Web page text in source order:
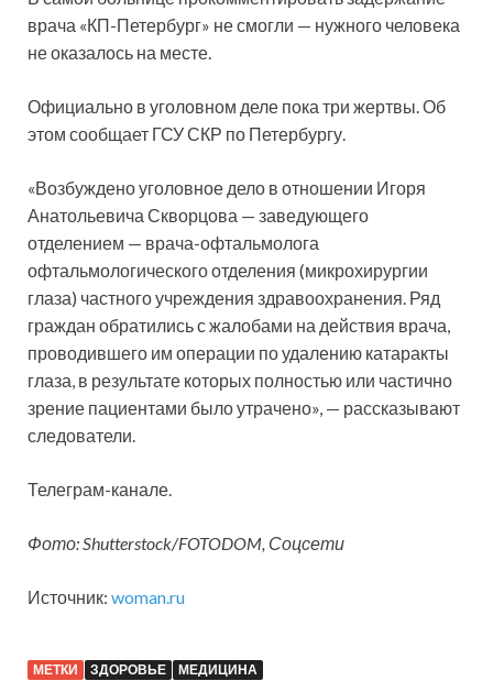
врача «КП-Петербург» не смогли — нужного человека
не оказалось на месте.
Официально в уголовном деле пока три жертвы. Об
этом сообщает ГСУ СКР по Петербургу.
«Возбуждено уголовное дело в отношении Игоря
Анатольевича Скворцова — заведующего
отделением — врача-офтальмолога
офтальмологического отделения (микрохирургии
глаза) частного учреждения здравоохранения. Ряд
граждан обратились с жалобами на действия врача,
проводившего им операции по удалению катаракты
глаза, в результате которых полностью или частично
зрение пациентами было утрачено», — рассказывают
следователи.
Телеграм-канале.
Фото: Shutterstock/FOTODOM, Соцсети
Источник: woman.ru
МЕТКИ ЗДОРОВЬЕ МЕДИЦИНА